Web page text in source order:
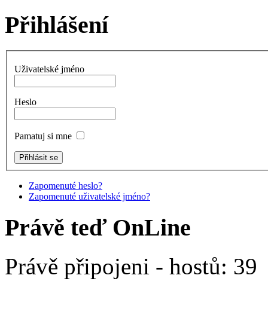
Přihlášení
Uživatelské jméno
Heslo
Pamatuj si mne
Zapomenuté heslo?
Zapomenuté uživatelské jméno?
Právě teď OnLine
Právě připojeni - hostů: 39